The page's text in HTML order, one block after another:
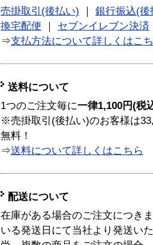
売掛取引(後払い)
銀行振込(後
換宅配便
セブンイレブン決済
⇒支払方法について詳しくはこ
送料について
1つのご注文毎に一律1,100円(税
※売掛取引(後払い)のお客様は
無料！
⇒送料について詳しくはこちら
配送について
在庫がある場合のご注文につき
いる発送日にて当社より発送い